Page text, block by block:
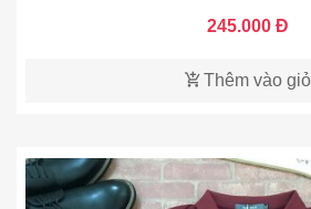
245.000 Đ
Thêm vào giỏ